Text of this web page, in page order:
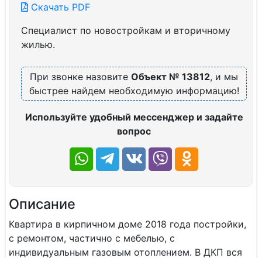
Скачать PDF
Специалист по новостройкам и вторичному
жилью.
При звонке назовите Объект № 13812, и мы
быстрее найдем необходимую информацию!
Используйте удобный мессенджер и задайте
вопрос
Описание
Квартира в кирпичном доме 2018 года постройки,
с ремонтом, частично с мебелью, с
индивидуальным газовым отоплением. В ДКП вся